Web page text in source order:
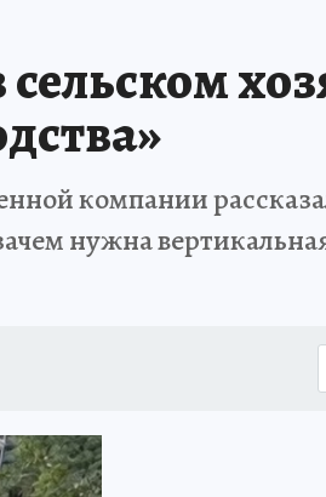
компании
нужна